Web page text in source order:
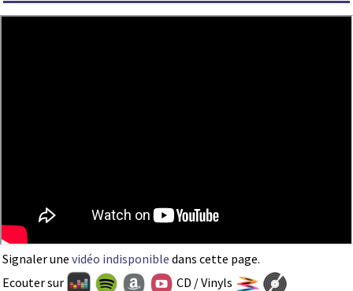
Signaler une vidéo indisponible dans cette page.
Ecouter sur
CD / Vinyls